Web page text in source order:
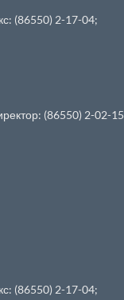
(86550) 2-17-04;
(86550) 2-02-
(86550) 2-17-04;